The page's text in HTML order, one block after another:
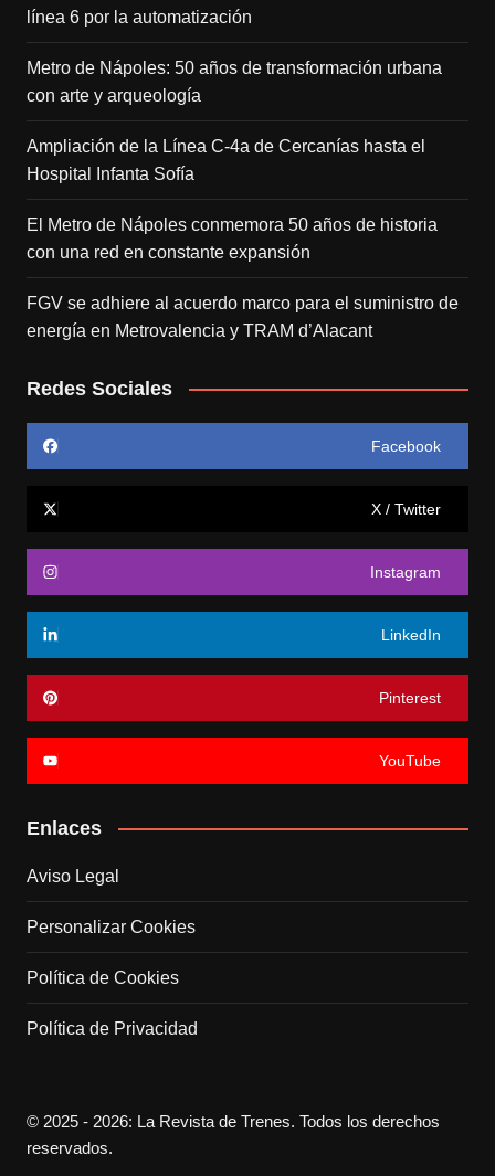
línea 6 por la automatización
Metro de Nápoles: 50 años de transformación urbana
con arte y arqueología
Ampliación de la Línea C-4a de Cercanías hasta el
Hospital Infanta Sofía
El Metro de Nápoles conmemora 50 años de historia
con una red en constante expansión
FGV se adhiere al acuerdo marco para el suministro de
energía en Metrovalencia y TRAM d’Alacant
Redes Sociales
Facebook
X / Twitter
Instagram
LinkedIn
Pinterest
YouTube
Enlaces
Aviso Legal
Personalizar Cookies
Política de Cookies
Política de Privacidad
© 2025 - 2026: La Revista de Trenes. Todos los derechos
reservados.